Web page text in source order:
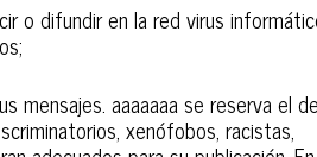
o difundir en la red virus
mensajes. aaaaaaa se reserva el
xenófobos, racistas,